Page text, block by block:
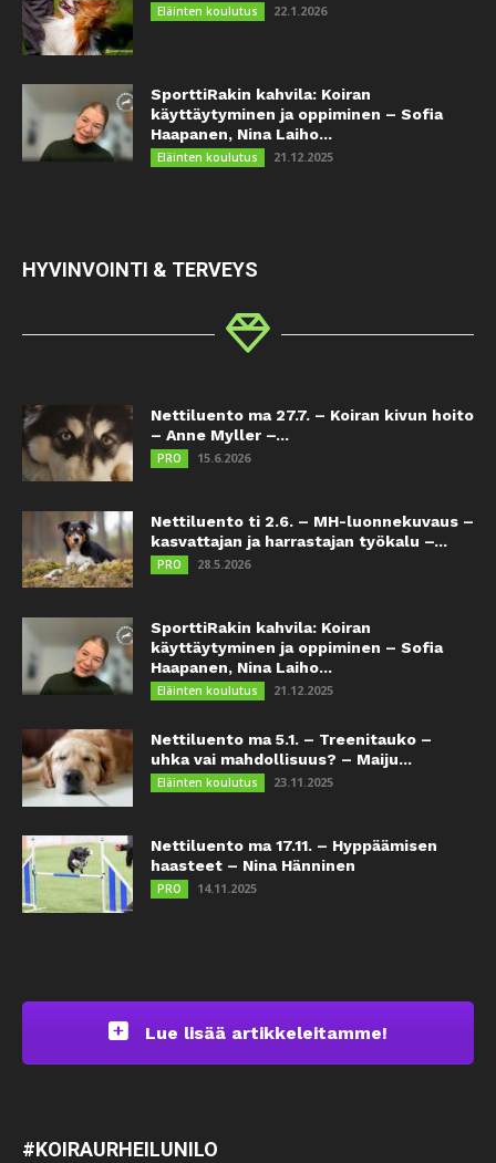
Eläinten koulutus 22.1.2026
SporttiRakin kahvila: Koiran
käyttäytyminen ja oppiminen – Sofia
Haapanen, Nina Laiho...
Eläinten koulutus 21.12.2025
HYVINVOINTI & TERVEYS
Nettiluento ma 27.7. – Koiran kivun hoito
– Anne Myller –...
PRO 15.6.2026
Nettiluento ti 2.6. – MH-luonnekuvaus –
kasvattajan ja harrastajan työkalu –...
PRO 28.5.2026
SporttiRakin kahvila: Koiran
käyttäytyminen ja oppiminen – Sofia
Haapanen, Nina Laiho...
Eläinten koulutus 21.12.2025
Nettiluento ma 5.1. – Treenitauko –
uhka vai mahdollisuus? – Maiju...
Eläinten koulutus 23.11.2025
Nettiluento ma 17.11. – Hyppäämisen
haasteet – Nina Hänninen
PRO 14.11.2025
Lue lisää artikkeleitamme!
#KOIRAURHEILUNILO